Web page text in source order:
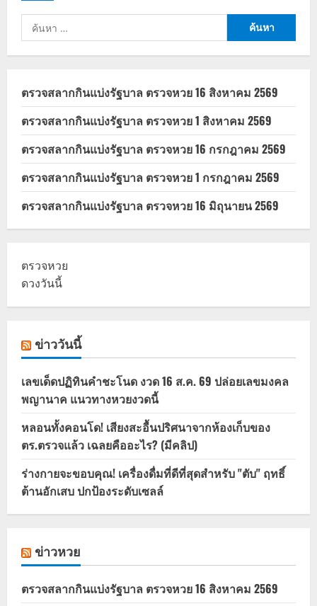
ค้นหา
สำหรับ:
ตรวจสลากกินแบ่งรัฐบาล ตรวจหวย 16 สิงหาคม 2569
ตรวจสลากกินแบ่งรัฐบาล ตรวจหวย 1 สิงหาคม 2569
ตรวจสลากกินแบ่งรัฐบาล ตรวจหวย 16 กรกฎาคม 2569
ตรวจสลากกินแบ่งรัฐบาล ตรวจหวย 1 กรกฎาคม 2569
ตรวจสลากกินแบ่งรัฐบาล ตรวจหวย 16 มิถุนายน 2569
ตรวจหวย
ดวงวันนี้
ข่าววันนี้
เลขเด็ดปฏิทินคำชะโนด งวด 16 ส.ค. 69 ปล่อยเลขมงคล
พญานาค แนวทางหวยงวดนี้
หลอนทั้งคอนโด! เสียงสะอื้นปริศนาจากห้องเก็บของ
ตร.ตรวจแล้ว เฉลยคืออะไร? (มีคลิป)
ร่างกายจะขอบคุณ! เครื่องดื่มที่ดีที่สุดสำหรับ "ตับ" ฤทธิ์
ต้านอักเสบ ปกป้องระดับเซลล์
ข่าวหวย
ตรวจสลากกินแบ่งรัฐบาล ตรวจหวย 16 สิงหาคม 2569